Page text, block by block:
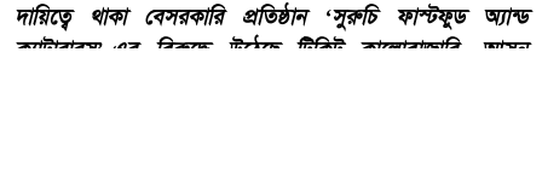
দায়িত্বে থাকা বেসরকারি প্রতিষ্ঠান ‘সুরুচি ফাস্টফুড অ্যান্ড
ক্যাটারারস’-এর বিরুদ্ধে উঠেছে টিকিট কালোবাজারি, আসন